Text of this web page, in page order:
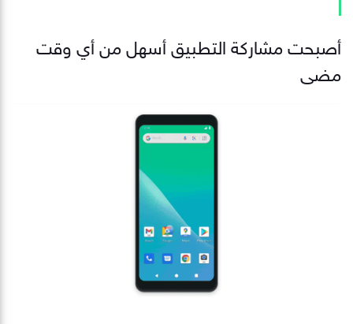
أصبحت مشاركة التطبيق أسهل من أي وقت
مضى